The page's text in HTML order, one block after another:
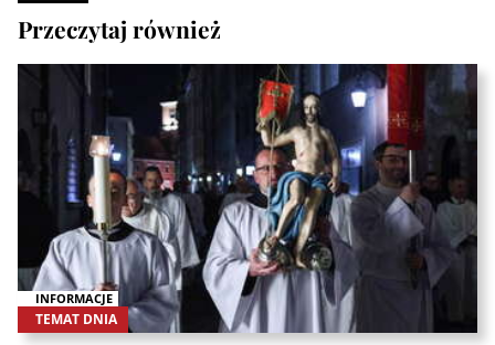
Przeczytaj również
INFORMACJE
TEMAT DNIA